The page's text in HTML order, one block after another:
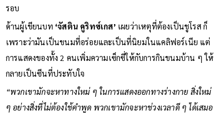
รอบ
ด้านผู้เขียนบท ‘จัสติน คูริทซ์เกส’ เผยว่าเหตุที่ต้องเป็นชูโรส ก็
เพราะว่ามันเป็นขนมที่อร่อยและเป็นที่นิยมในแคลิฟอร์เนีย แต่
การแสดงของทั้ง 2 คนเพิ่มความเซ็กซี่ให้กับการกินขนมบ้าน ๆ ให้
กลายเป็นซีนที่ประทับใจ
“พวกเขามักจะหาทางใหม่ ๆ ในการแสดงออกทางร่างกาย สิ่งใหม่
ๆ อย่างสิ่งที่ไม่ต้องใช้คำพูด พวกเขามักจะหาช่วงเวลาดี ๆ ได้เสมอ